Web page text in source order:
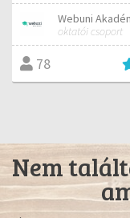
Webuni
oktatói csoport
78
Nem